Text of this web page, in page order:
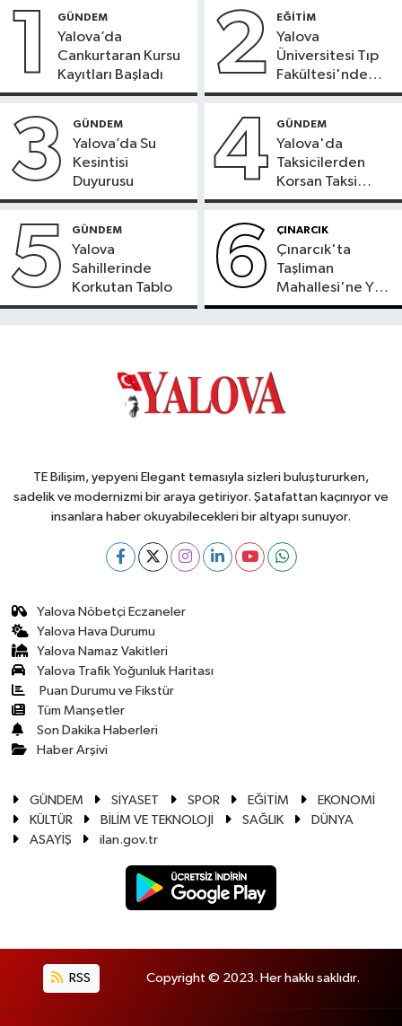
1 GÜNDEM
Yalova’da
Cankurtaran Kursu
Kayıtları Başladı
2 EĞİTİM
Yalova
Üniversitesi Tıp
Fakültesi'nde
Yeni Dönem
3 GÜNDEM
Yalova’da Su
Kesintisi
Duyurusu
4 GÜNDEM
Yalova'da
Taksicilerden
Korsan Taksi
Tepkisi
5 GÜNDEM
Yalova
Sahillerinde
Korkutan Tablo
6 ÇINARCIK
Çınarcık'ta
Taşliman
Mahallesi'ne Yeni
Ortak ATM
TE Bilişim, yepyeni Elegant temasıyla sizleri buluştururken,
sadelik ve modernizmi bir araya getiriyor. Şatafattan kaçınıyor ve
insanlara haber okuyabilecekleri bir altyapı sunuyor.
Yalova Nöbetçi Eczaneler
Yalova Hava Durumu
Yalova Namaz Vakitleri
Yalova Trafik Yoğunluk Haritası
Puan Durumu ve Fikstür
Tüm Manşetler
Son Dakika Haberleri
Haber Arşivi
GÜNDEM SİYASET SPOR EĞİTİM
EKONOMİ
KÜLTÜR
BİLİM VE TEKNOLOJİ SAĞLIK
DÜNYA
ASAYİŞ
ilan.gov.tr
RSS Copyright © 2023. Her hakkı saklıdır.